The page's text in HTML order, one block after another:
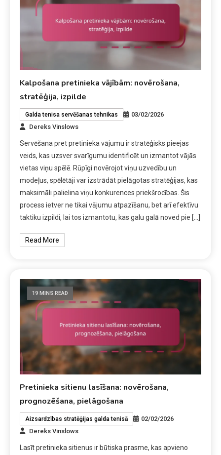
Kalpošana pretinieka vājībām: novērošana,
stratēģija, izpilde
Galda tenisa servēšanas tehnikas
03/02/2026
Dereks Vinslows
Servēšana pret pretinieka vājumu ir stratēģisks pieejas
veids, kas uzsver svarīgumu identificēt un izmantot vājās
vietas viņu spēlē. Rūpīgi novērojot viņu uzvedību un
modeļus, spēlētāji var izstrādāt pielāgotas stratēģijas, kas
maksimāli palielina viņu konkurences priekšrocības. Šis
process ietver ne tikai vājumu atpazīšanu, bet arī efektīvu
taktiku izpildi, lai tos izmantotu, kas galu galā noved pie […]
Read More
19 MINS READ
Pretinieka sitienu lasīšana: novērošana,
prognozēšana, pielāgošana
Aizsardzības stratēģijas galda tenisā
02/02/2026
Dereks Vinslows
Lasīt pretinieka sitienus ir būtiska prasme, kas apvieno